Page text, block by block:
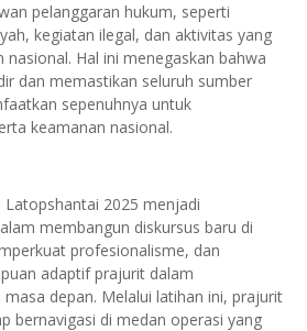
pelanggaran hukum, seperti
kegiatan ilegal, dan aktivitas yang
Hal ini menegaskan bahwa
dan memastikan seluruh sumber
sepenuhnya untuk
keamanan nasional.
2025 menjadi
membangun diskursus baru di
profesionalisme, dan
adaptif prajurit dalam
depan. Melalui latihan ini, prajurit
bernavigasi di medan operasi yang